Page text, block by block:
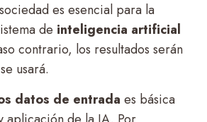
es esencial para la
de inteligencia artificial
contrario, los resultados serán
usará.
datos de entrada es básica